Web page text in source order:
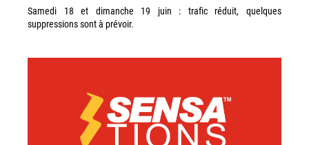
Samedi 18 et dimanche 19 juin : trafic réduit, quelques
suppressions sont à prévoir.